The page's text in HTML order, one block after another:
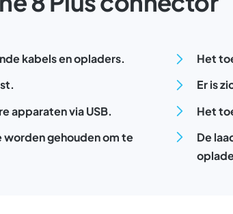
kabels en opladers.
apparaten via USB.
gehouden om te
Het
Er is
Het
De